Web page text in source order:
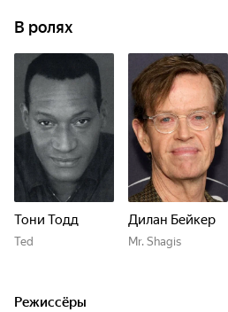
В ролях
Тони Тодд
Ted
Дилан Бейкер
Mr. Shagis
Режиссёры